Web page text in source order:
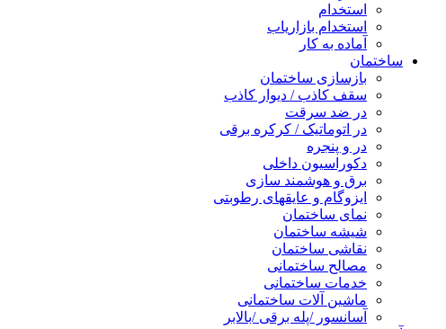
استخدام
استخدام بازاریاب
آماده به کار
ساختمان
بازسازی ساختمان
سقف کاذب / دیوار کاذب
در ضد سرقت
در اتوماتیک / کرکره برقی
در و پنجره
دکوراسیون داخلی
برق و هوشمند سازی
ایزوگام و عایقهای رطوبتی
نمای ساختمان
شیشه ساختمان
نقاشی ساختمان
مصالح ساختمانی
خدمات ساختمانی
ماشین آلات ساختمانی
آسانسور /پله برقی /بالابر